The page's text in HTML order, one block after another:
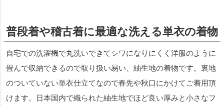
普段着や稽古着に最適な洗える単衣の着物
自宅での洗濯機で丸洗いできてシワになりにくく洋服のように
畳んで収納できるので取り扱い易い、紬生地の着物です。裏地
のついていない単衣仕立てなので春先や秋口にかけてご着用頂
けます。日本国内で織られた紬生地でほど良い厚みと小さなフ